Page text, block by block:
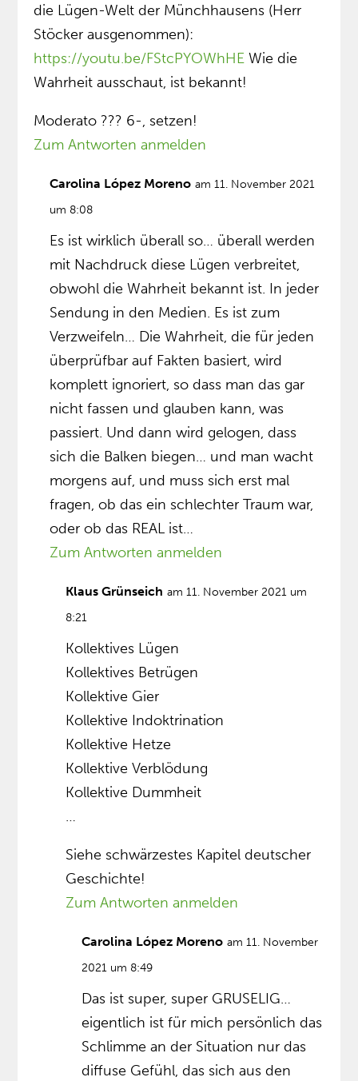
die Lügen-Welt der Münchhausens (Herr
Stöcker ausgenommen):
https://youtu.be/FStcPYOWhHE Wie die
Wahrheit ausschaut, ist bekannt!
Moderato ??? 6-, setzen!
Zum Antworten anmelden
Carolina López Moreno am 11. November 2021
um 8:08
Es ist wirklich überall so… überall werden
mit Nachdruck diese Lügen verbreitet,
obwohl die Wahrheit bekannt ist. In jeder
Sendung in den Medien. Es ist zum
Verzweifeln… Die Wahrheit, die für jeden
überprüfbar auf Fakten basiert, wird
komplett ignoriert, so dass man das gar
nicht fassen und glauben kann, was
passiert. Und dann wird gelogen, dass
sich die Balken biegen… und man wacht
morgens auf, und muss sich erst mal
fragen, ob das ein schlechter Traum war,
oder ob das REAL ist…
Zum Antworten anmelden
Klaus Grünseich am 11. November 2021 um
8:21
Kollektives Lügen
Kollektives Betrügen
Kollektive Gier
Kollektive Indoktrination
Kollektive Hetze
Kollektive Verblödung
Kollektive Dummheit
…
Siehe schwärzestes Kapitel deutscher
Geschichte!
Zum Antworten anmelden
Carolina López Moreno am 11. November
2021 um 8:49
Das ist super, super GRUSELIG…
eigentlich ist für mich persönlich das
Schlimme an der Situation nur das
diffuse Gefühl, das sich aus den